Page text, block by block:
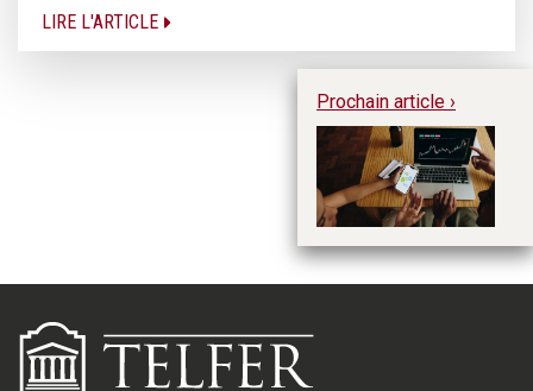
LIRE L'ARTICLE
Prochain article ›